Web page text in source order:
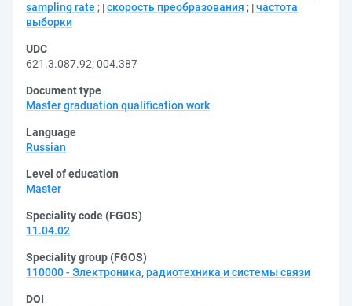
sampling rate ; скорость преобразования ; частота
выборки
UDC
621.3.087.92;004.387
Document type
Master graduation qualification work
Language
Russian
Level of education
Master
Speciality code (FGOS)
11.04.02
Speciality group (FGOS)
110000 - Электроника, радиотехника и системы связи
DOI